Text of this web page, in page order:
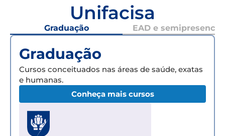
Unifacisa
Graduação EAD e semipresencial
Graduação
Cursos conceituados nas áreas de saúde, exatas
e humanas.
Conheça mais cursos